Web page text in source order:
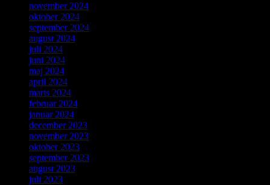
november 2024
oktober 2024
september 2024
august 2024
juli 2024
juni 2024
maj 2024
april 2024
marts 2024
februar 2024
januar 2024
december 2023
november 2023
oktober 2023
september 2023
august 2023
juli 2023